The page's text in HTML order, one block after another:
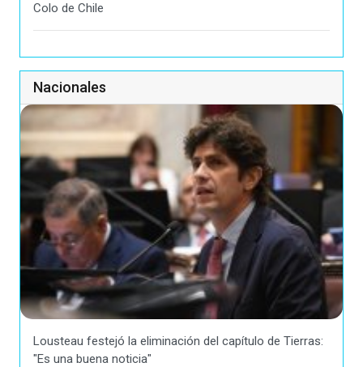
Colo de Chile
Nacionales
Lousteau festejó la eliminación del capítulo de Tierras:
"Es una buena noticia"